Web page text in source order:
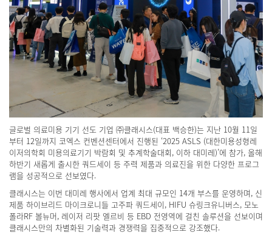
글로벌 의료미용 기기 선도 기업 ㈜클래시스(대표 백승한)는 지난 10월 11일
부터 12일까지 코엑스 컨벤션센터에서 진행된 ‘2025 ASLS (대한미용성형레
이저의학회 미용의료기기 박람회 및 추계학술대회, 이하 대미레)’에 참가, 올해
하반기 새롭게 출시한 쿼드세이 등 주력 제품과 의료진을 위한 다양한 프로그
램을 성공적으로 선보였다.
클래시스는 이번 대미레 행사에서 업계 최대 규모인 14개 부스를 운영하며, 신
제품 하이브리드 마이크로니들 고주파 쿼드세이, HIFU 슈링크유니버스, 모노
폴라RF 볼뉴머, 레이저 리팟 엘르비 등 EBD 전영역에 걸친 솔루션을 선보이며
클래시스만의 차별화된 기술력과 경쟁력을 집중적으로 강조했다.